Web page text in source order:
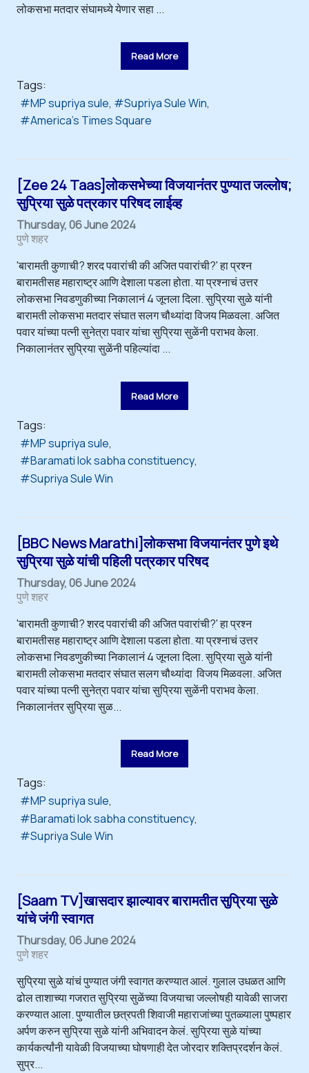
लोकसभा मतदार संघामध्ये येणार सहा ...
Read More
Tags:
MP supriya sule
Supriya Sule Win
America's Times Square
[Zee 24 Taas]लोकसभेच्या विजयानंतर पुण्यात जल्लोष;
सुप्रिया सुळे पत्रकार परिषद लाईव्ह
Thursday, 06 June 2024
पुणे शहर
'बारामती कुणाची? शरद पवारांची की अजित पवारांची?' हा प्रश्न
बारामतीसह महाराष्ट्र आणि देशाला पडला होता. या प्रश्नाचं उत्तर
लोकसभा निवडणुकीच्या निकालानं 4 जूनला दिला. सुप्रिया सुळे यांनी
बारामती लोकसभा मतदार संघात सलग चौथ्यांदा विजय मिळवला. अजित
पवार यांच्या पत्नी सुनेत्रा पवार यांचा सुप्रिया सुळेंनी पराभव केला.
निकालानंतर सुप्रिया सुळेंनी पहिल्यांदा ...
Read More
Tags:
MP supriya sule
Baramati lok sabha constituency
Supriya Sule Win
[BBC News Marathi]लोकसभा विजयानंतर पुणे इथे
सुप्रिया सुळे यांची पहिली पत्रकार परिषद
Thursday, 06 June 2024
पुणे शहर
'बारामती कुणाची? शरद पवारांची की अजित पवारांची?' हा प्रश्न
बारामतीसह महाराष्ट्र आणि देशाला पडला होता. या प्रश्नाचं उत्तर
लोकसभा निवडणुकीच्या निकालानं 4 जूनला दिला. सुप्रिया सुळे यांनी
बारामती लोकसभा मतदार संघात सलग चौथ्यांदा विजय मिळवला. अजित
पवार यांच्या पत्नी सुनेत्रा पवार यांचा सुप्रिया सुळेंनी पराभव केला.
निकालानंतर सुप्रिया सुळ...
Read More
Tags:
MP supriya sule
Baramati lok sabha constituency
Supriya Sule Win
[Saam TV]खासदार झाल्यावर बारामतीत सुप्रिया सुळे
यांचे जंगी स्वागत
Thursday, 06 June 2024
पुणे शहर
सुप्रिया सुळे यांचं पुण्यात जंगी स्वागत करण्यात आलं. गुलाल उधळत आणि
ढोल ताशाच्या गजरात सुप्रिया सुळेंच्या विजयाचा जल्लोषही यावेळी साजरा
करण्यात आला. पुण्यातील छत्रपती शिवाजी महाराजांच्या पुतळ्याला पुष्पहार
अर्पण करुन सुप्रिया सुळे यांनी अभिवादन केलं. सुप्रिया सुळे यांच्या
कार्यकर्त्यांनी यावेळी विजयाच्या घोषणाही देत जोरदार शक्तिप्रदर्शन केलं.
सुप्र...